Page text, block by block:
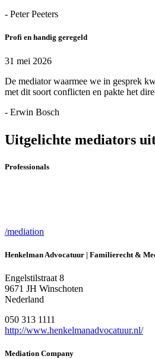
- Peter Peeters
Profi en handig geregeld
31 mei 2026
De mediator waarmee we in gesprek
met dit soort conflicten en pakte het
- Erwin Bosch
Uitgelichte mediators
Professionals
/mediation
Henkelman Advocatuur | Familierecht &
Engelstilstraat 8
9671 JH Winschoten
Nederland
050 313 1111
http://www.henkelmanadvocatuur.nl/
Mediation Company